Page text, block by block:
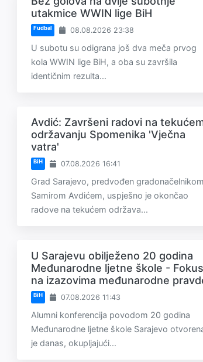
utakmice WWIN lige BiH
Fudbal 08.08.2026 23:38
U subotu su odigrana još dva meča prvog
kola WWIN lige BiH, a oba su završila
identičnim rezulta...
Avdić: Završeni radovi na
održavanju Spomenika 'Vječna
vatra'
BiH 07.08.2026 16:41
Grad Sarajevo, predvođen gradonačelnikom
Samirom Avdićem, uspješno je okončao
radove na tekućem održava...
U Sarajevu obilježeno 20 godina
Međunarodne ljetne škole - Fokus
na izazovima međunarodne
BiH 07.08.2026 11:43
Alumni konferencija povodom 20 godina
Međunarodne ljetne škole Sarajevo
je danas, okupljajući...